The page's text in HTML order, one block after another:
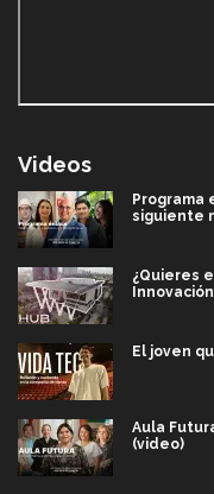
Videos
Programa
siguiente
¿Quieres
El joven
Aula
(video)